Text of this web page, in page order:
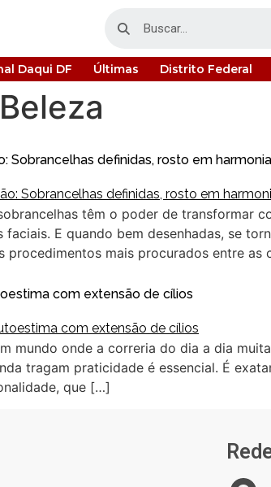
Daqui DF Últimas Distrito Federal
Beleza
Sobrancelhas definidas, rosto em harmonia
têm o poder de transformar
E quando bem desenhadas, se
procedimentos mais procurados entre as
com extensão de cílios
mundo onde a correria do dia a dia
tragam praticidade é essencial. É
que […]